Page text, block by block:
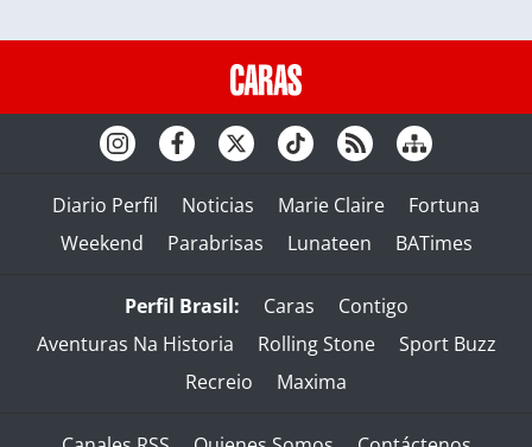
Diario Perfil Noticias Marie Claire
Fortuna
Weekend
Parabrisas Lunateen BATimes
Perfil Brasil: Caras
Contigo
Aventuras Na Historia
Rolling Stone
Sport Buzz
Recreio
Maxima